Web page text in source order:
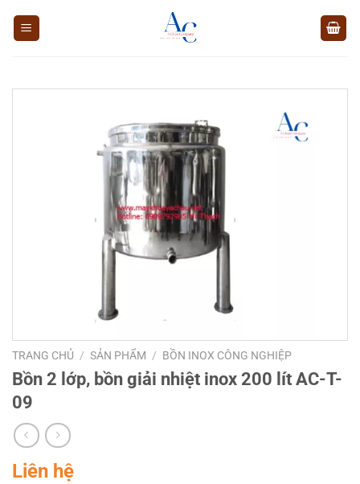
TRANG CHỦ / SẢN PHẨM / BỒN INOX CÔNG NGHIỆP
Bồn 2 lớp, bồn giải nhiệt inox 200 lít AC-T-
09
Liên hệ